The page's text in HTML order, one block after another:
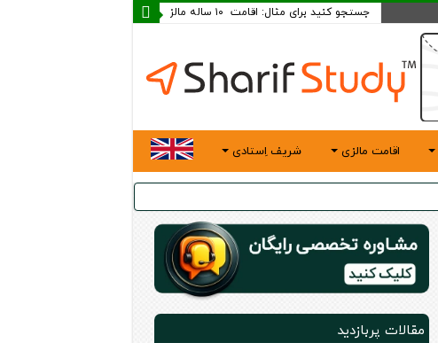
اقامت مالزی شریف اِستادی
مقالات پربازدید